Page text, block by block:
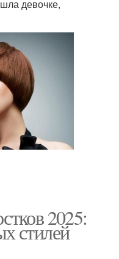
девочке,
2025:
стилей